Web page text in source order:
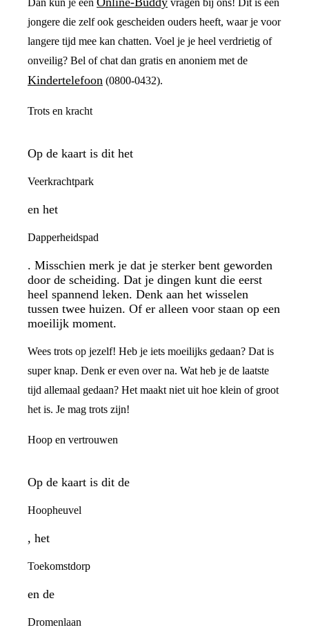
Dan kun je een
vragen bij ons! Dit is een
jongere die zelf ook gescheiden ouders heeft, waar je voor
langere tijd mee kan chatten. Voel je je heel verdrietig of
onveilig? Bel of chat dan gratis en anoniem met de
Kindertelefoon (0800-0432).
Trots en kracht
Op de kaart is dit het
Veerkrachtpark
en het
Dapperheidspad
. Misschien merk je dat je sterker bent geworden
door de scheiding. Dat je dingen kunt die eerst
heel spannend leken. Denk aan het wisselen
tussen twee huizen. Of er alleen voor staan op een
moeilijk moment.
Wees trots op jezelf! Heb je iets moeilijks gedaan? Dat is
super knap. Denk er even over na. Wat heb je de laatste
tijd allemaal gedaan? Het maakt niet uit hoe klein of groot
het is. Je mag trots zijn!
Hoop en vertrouwen
Op de kaart is dit de
Hoopheuvel
, het
Toekomstdorp
en de
Dromenlaan